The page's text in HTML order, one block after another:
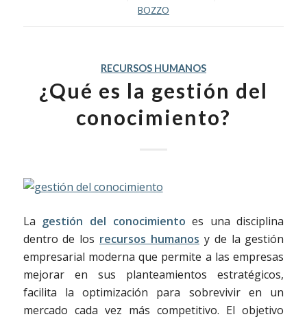
BOZZO
RECURSOS HUMANOS
¿Qué es la gestión del
conocimiento?
La gestión del conocimiento es una disciplina
dentro de los recursos humanos y de la gestión
empresarial moderna que permite a las empresas
mejorar en sus planteamientos estratégicos,
facilita la optimización para sobrevivir en un
mercado cada vez más competitivo. El objetivo